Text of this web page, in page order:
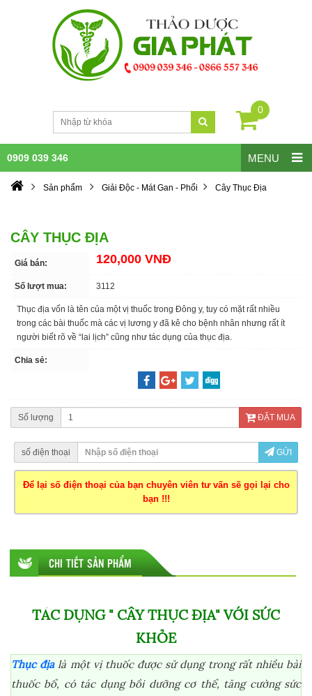
0
MENU
0909 039 346
Sản phẩm Giải Độc - Mát Gan - Phổi Cây Thục Địa
CÂY THỤC ĐỊA
Giá bán: 120,000 VNĐ
Số lượt mua: 3112
Thục địa vốn là tên của một vị thuốc trong Đông y, tuy có mặt rất nhiều
trong các bài thuốc mà các vị lương y đã kê cho bệnh nhân nhưng rất ít
người biết rõ về “lai lịch” cũng như tác dụng của thục địa.
Chia sẻ:
Số lượng ĐẶT MUA
số điện thoại GỬI
Để lại số điện thoại của bạn chuyên viên tư vấn sẽ gọi lại cho
bạn !!!
CHI TIẾT SẢN PHẨM
TÁC DỤNG " CÂY THỤC ĐỊA" VỚI SỨC
KHỎE
Thục địalà một vị thuốc được sử dụng trong rất nhiều bài
thuốc bổ, có tác dụng bồi dưỡng cơ thể, tăng cường sức